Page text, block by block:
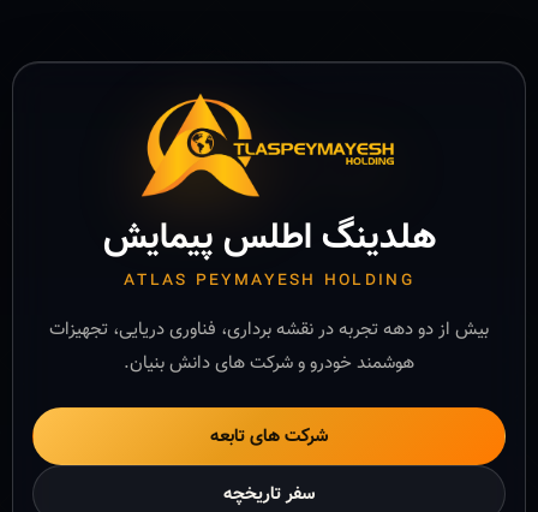
هلدینگ اطلس پیمایش
ATLAS PEYMAYESH HOLDING
بیش از دو دهه تجربه در نقشه برداری، فناوری دریایی، تجهیزات
هوشمند خودرو و شرکت های دانش بنیان.
شرکت های تابعه
سفر تاریخچه